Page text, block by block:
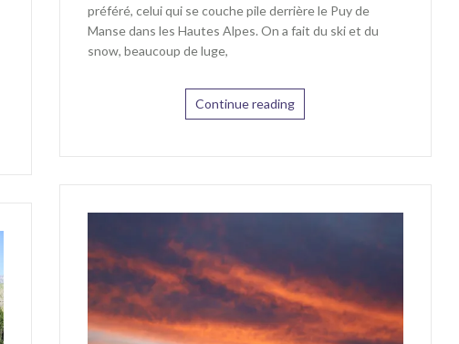
préféré, celui qui se couche pile derrière le Puy de
Manse dans les Hautes Alpes. On a fait du ski et du
snow, beaucoup de luge,
Continue reading